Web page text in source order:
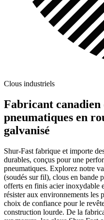
Clous industriels
Fabricant canadien
pneumatiques en
galvanisé
Shur-Fast fabrique et importe
durables, conçus pour une
pneumatiques. Explorez notre
(soudés sur fil), clous en bande
offerts en finis acier inoxydable
résister aux environnements les
choix de confiance pour le
construction lourde. De la